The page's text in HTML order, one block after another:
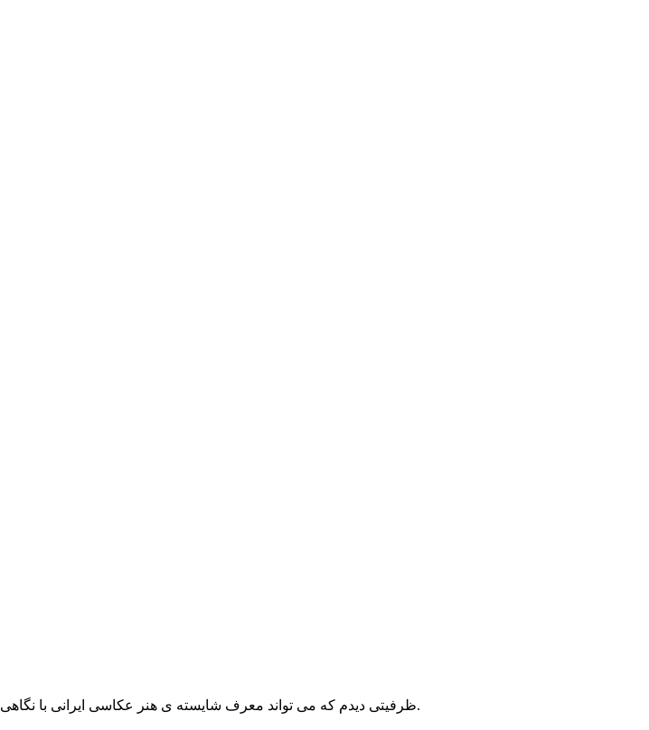
در 1pix.ir ظرفیتی دیدم که می تواند معرف شایسته ی هنر عکاسی ایرانی با نگاهی متفاوت به محیط پیرامون وبا پشتوانه عظیم فرهنگی و تمدنی در عرصه ی جهانی باشد.